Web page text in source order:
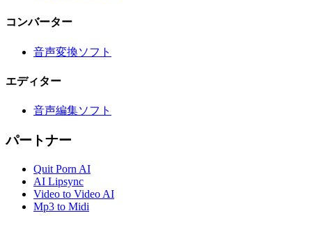
コンバーター
音声変換ソフト
エディター
音声編集ソフト
パートナー
Quit Porn AI
AI Lipsync
Video to Video AI
Mp3 to Midi